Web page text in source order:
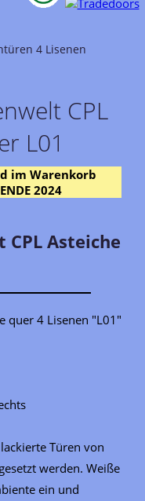
4 Lisenen
CPL
L01
im Warenkorb
2024
Asteiche
quer 4 Lisenen "L01"
Türen von
werden. Weiße
ein und